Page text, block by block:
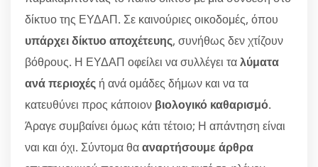
δίκτυο της ΕΥΔΑΠ. Σε καινούριες οικοδομές, όπου
υπάρχει δίκτυο αποχέτευης, συνήθως δεν χτίζουν
βόθρους. Η ΕΥΔΑΠ οφείλει να συλλέγει ταλύματα
ανά περιοχές ή ανά ομάδες δήμων και να τα
κατευθύνει προς κάποιον βιολογικό καθαρισμό.
Άραγε συμβαίνει όμως κάτι τέτοιο; Η απάντηση είναι
ναι και όχι. Σύντομα θααναρτήσουμε άρθρα